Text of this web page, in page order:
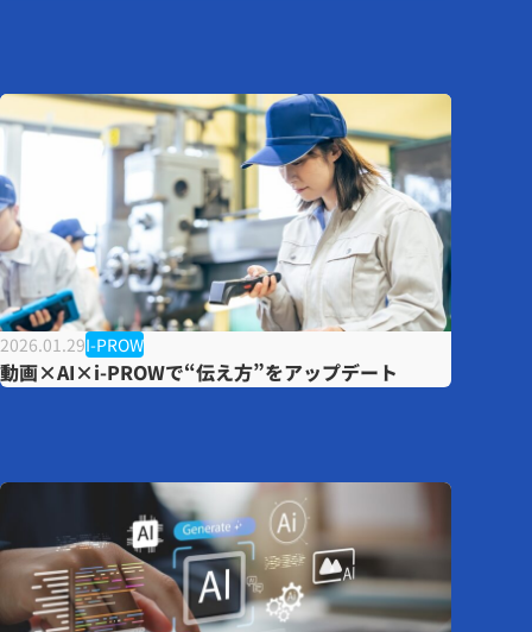
2026.01.29I-PROW
動画×AI×i-PROWで“伝え方”をアップデート